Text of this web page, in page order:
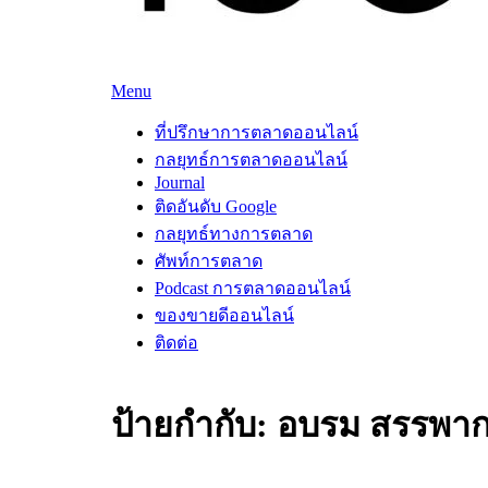
Skip
content
Menu
ที่ปรึกษาการตลาดออนไลน์
กลยุทธ์การตลาดออนไลน์
Journal
ติดอันดับ Google
กลยุทธ์ทางการตลาด
ศัพท์การตลาด
Podcast การตลาดออนไลน์
ของขายดีออนไลน์
ติดต่อ
ป้ายกำกับ: อบรม สรรพา